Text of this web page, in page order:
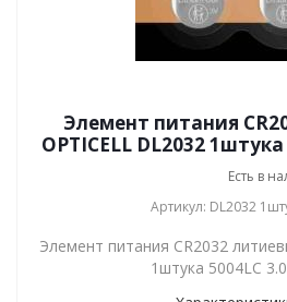
Элемент питания
OPTICELL DL2032
Есть в
Артикул: DL2032
Элемент питания CR2032
1штука 5004LC